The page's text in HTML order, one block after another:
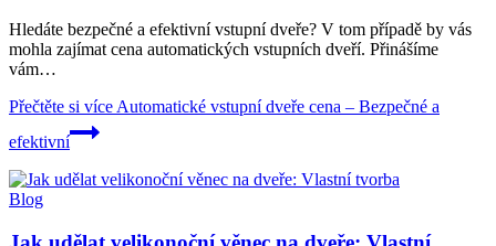
Hledáte bezpečné a efektivní vstupní dveře? V tom případě by vás
mohla zajímat cena automatických vstupních dveří. Přinášíme
vám…
Přečtěte si více Automatické vstupní dveře cena – Bezpečné a
efektivní
Blog